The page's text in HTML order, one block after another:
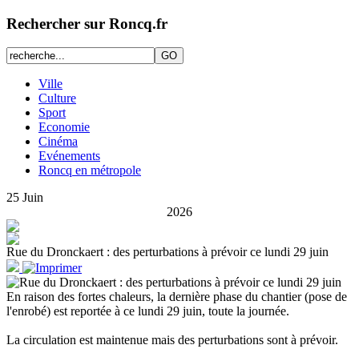
Rechercher sur Roncq.fr
Ville
Culture
Sport
Economie
Cinéma
Evénements
Roncq en métropole
25 Juin
2026
Rue du Dronckaert : des perturbations à prévoir ce lundi 29 juin
En raison des fortes chaleurs, la dernière phase du chantier (pose de
l'enrobé) est reportée à ce lundi 29 juin, toute la journée.
La circulation est maintenue mais des perturbations sont à prévoir.